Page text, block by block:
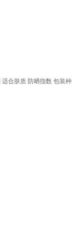
适合肤质 防晒指数 包装